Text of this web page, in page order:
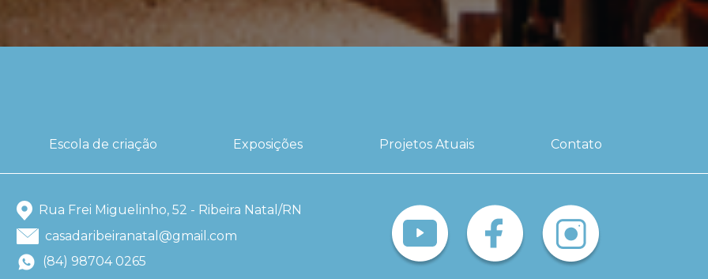
Escola de criação Exposições Projetos Atuais Contato
Rua Frei Miguelinho, 52 - Ribeira Natal/RN
casadaribeiranatal@gmail.com
(84) 98704 0265